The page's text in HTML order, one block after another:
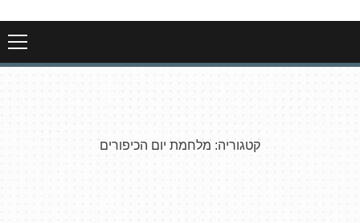
קטגוריה: מלחמת יום הכיפורים